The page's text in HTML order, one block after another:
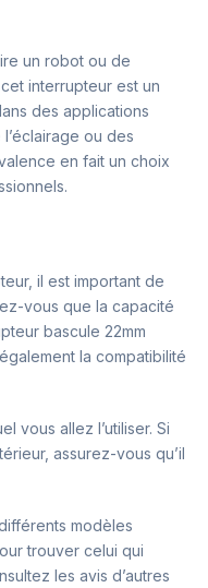
un robot ou de
interrupteur est un
des applications
ou des
en fait un choix
il est important de
vous que la capacité
bascule 22mm
la compatibilité
vous allez l’utiliser. Si
assurez-vous qu’il
modèles
trouver celui qui
les avis d’autres